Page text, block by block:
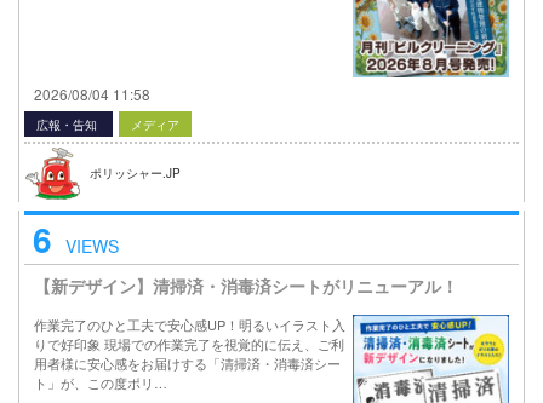
2026/08/04 11:58
広報・告知 メディア
ポリッシャー.JP
6 VIEWS
【新デザイン】清掃済・消毒済シートがリニューアル！
作業完了のひと工夫で安心感UP！明るいイラスト入
りで好印象 現場での作業完了を視覚的に伝え、ご利
用者様に安心感をお届けする「清掃済・消毒済シー
ト」が、この度ポリ…